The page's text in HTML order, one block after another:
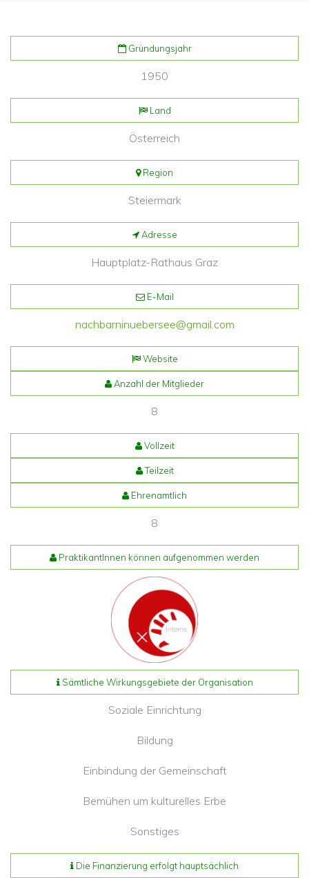
Gründungsjahr
1950
Land
Österreich
Region
Steiermark
Adresse
Hauptplatz-Rathaus Graz
E-Mail
nachbarninuebersee@gmail.com
Website
Anzahl der Mitglieder
8
Vollzeit
Teilzeit
Ehrenamtlich
8
PraktikantInnen können aufgenommen werden
Sämtliche Wirkungsgebiete der Organisation
Soziale Einrichtung
Bildung
Einbindung der Gemeinschaft
Bemühen um kulturelles Erbe
Sonstiges
Die Finanzierung erfolgt hauptsächlich